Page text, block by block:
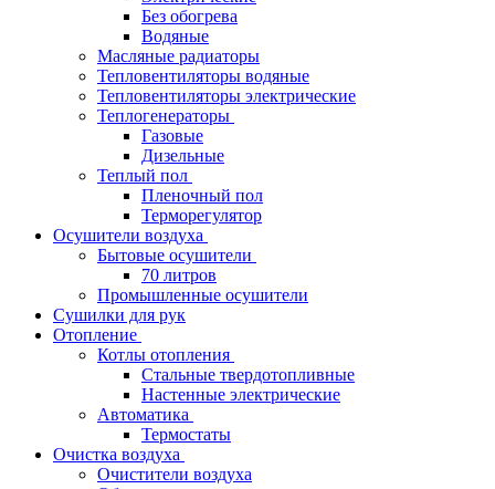
Без обогрева
Водяные
Масляные радиаторы
Тепловентиляторы водяные
Тепловентиляторы электрические
Теплогенераторы
Газовые
Дизельные
Теплый пол
Пленочный пол
Терморегулятор
Осушители воздуха
Бытовые осушители
70 литров
Промышленные осушители
Сушилки для рук
Отопление
Котлы отопления
Стальные твердотопливные
Настенные электрические
Автоматика
Термостаты
Очистка воздуха
Очистители воздуха